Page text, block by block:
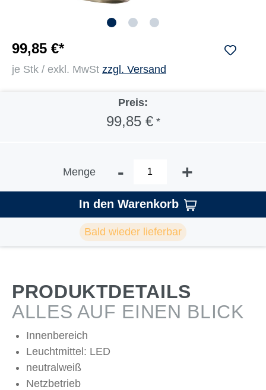
99,85 €*
je Stk / exkl. MwSt zzgl. Versand
Preis:
99,85 €*
Menge - +
In den Warenkorb
Bald wieder lieferbar
PRODUKTDETAILS
ALLES AUF EINEN BLICK
Innenbereich
Leuchtmittel: LED
neutralweiß
Netzbetrieb